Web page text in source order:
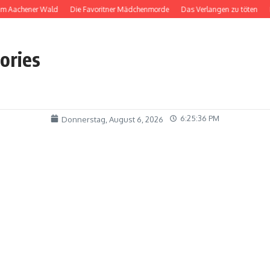
Wald Die Favoritner Mädchenmorde Das Verlangen zu töten
Donnerstag, August 6, 2026 6:25:37 PM